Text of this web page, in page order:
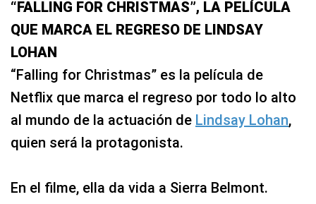
“FALLING FOR CHRISTMAS”, LA PELÍCULA
QUE MARCA EL REGRESO DE LINDSAY
LOHAN
“Falling for Christmas” es la película de
Netflix que marca el regreso por todo lo alto
al mundo de la actuación de Lindsay Lohan,
quien será la protagonista.
En el filme, ella da vida a Sierra Belmont.